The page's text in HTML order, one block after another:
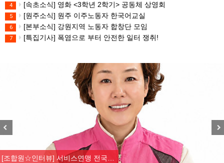
4 [속초소식] 영화 <3학년 2학기> 공동체 상영회
5 [원주소식] 원주 이주노동자 한국어교실
6 [본부소식] 강원지역 노동자 합창단 모임
7 [특집기사] 폭염으로 부터 안전한 일터 쟁취!
[조합원☆인터뷰] 서비스연맹 전국…